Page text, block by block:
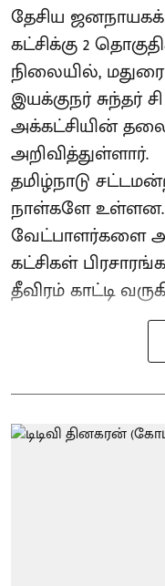
தேசிய ஜனநாயகக்
கட்சிக்கு 2
நிலையில்,
இயக்குநர் சுந்தர்
அக்கட்சியின்
அறிவித்துள்ளார்.
தமிழ்நாடு
நாள்களே
வேட்பாளர்களை
கட்சிகள்
தீவிரம் காட்டி